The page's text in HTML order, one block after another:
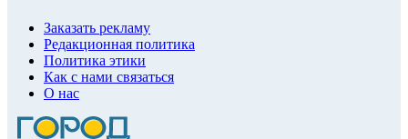
Заказать рекламу
Редакционная политика
Политика этики
Как с нами связаться
О нас